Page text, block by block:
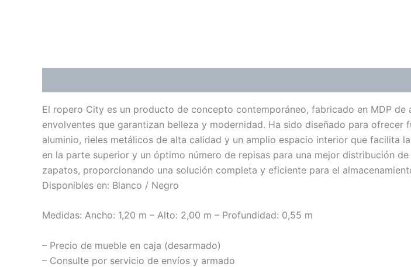
El ropero City es un producto de concepto contemporáneo, fabricado en MDP
envolventes que garantizan belleza y modernidad. Ha sido diseñado para
aluminio, rieles metálicos de alta calidad y un amplio espacio interior que facilita
en la parte superior y un óptimo número de repisas para una mejor distribución
zapatos, proporcionando una solución completa y eficiente para el
Disponibles en: Blanco / Negro
Medidas: Ancho: 1,20 m – Alto: 2,00 m – Profundidad: 0,55 m
– Precio de mueble en caja (desarmado)
– Consulte por servicio de envíos y armado